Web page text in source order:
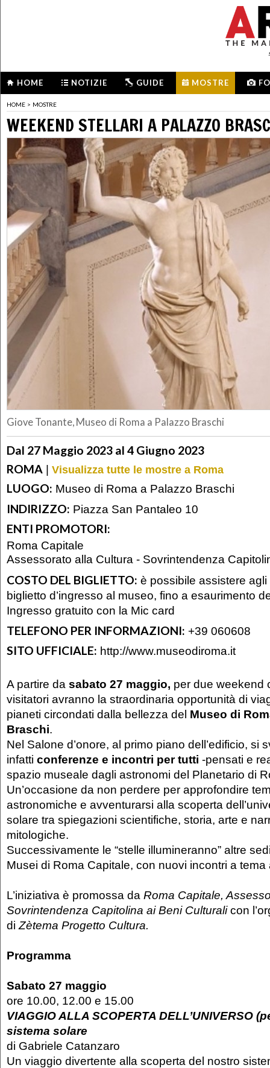
HOME NOTIZIE GUIDE MOSTRE
HOME > MOSTRE
WEEKEND STELLARI A PALAZZO
Giove Tonante, Museo di Roma a Palazzo Braschi
Dal 27 Maggio 2023 al 4 Giugno 2023
ROMA | Visualizza tutte le mostre a Roma
LUOGO: Museo di Roma a Palazzo Braschi
INDIRIZZO: Piazza San Pantaleo 10
ENTI PROMOTORI:
Roma Capitale
Assessorato alla Cultura - Sovrintendenza
COSTO DEL BIGLIETTO: è possibile assistere
biglietto d’ingresso al museo, fino a esaurimento
Ingresso gratuito con la Mic card
TELEFONO PER INFORMAZIONI: +39 060608
SITO UFFICIALE: http://www.museodiroma.it
A partire da sabato 27 maggio, per due weekend
visitatori avranno la straordinaria opportunità di
pianeti circondati dalla bellezza del Museo di
Braschi.
Nel Salone d’onore, al primo piano dell’edificio, si
infatti conferenze e incontri per tutti -pensati e
spazio museale dagli astronomi del Planetario di
Un’occasione da non perdere per approfondire
astronomiche e avventurarsi alla scoperta
solare tra spiegazioni scientifiche, storia, arte e
mitologiche.
Successivamente le “stelle illumineranno” altre
Musei di Roma Capitale, con nuovi incontri a tema
L’iniziativa è promossa da Roma Capitale,
Sovrintendenza Capitolina ai Beni Culturalicon
di Zètema Progetto Cultura.
Programma
Sabato 27 maggio
ore 10.00, 12.00 e 15.00
VIAGGIO ALLA SCOPERTA DELL’UNIVERSO
sistema solare
di Gabriele Catanzaro
Un viaggio divertente alla scoperta del nostro